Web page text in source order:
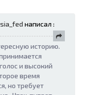
написал :
историю.
и высокий
время
но требует